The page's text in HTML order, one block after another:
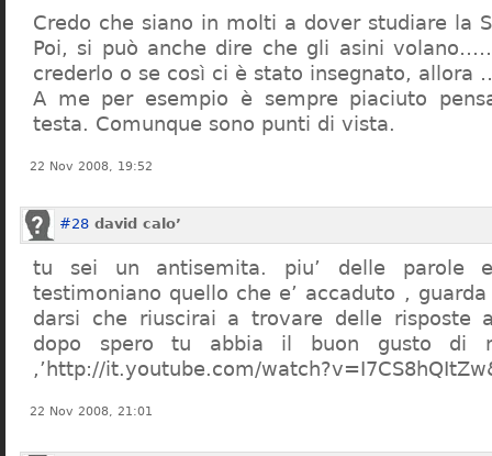
Credo che siano in molti a dover studiare la
Poi, si può anche dire che gli asini
crederlo o se così ci è stato insegnato,
A me per esempio è sempre piaciuto
testa. Comunque sono punti di vista.
22 Nov 2008, 19:52
#28 david calo’
tu sei un antisemita. piu’ delle parole
testimoniano quello che e’ accaduto , guarda
darsi che riuscirai a trovare delle risposte
dopo spero tu abbia il buon gusto di
,’http://it.youtube.com/
22 Nov 2008, 21:01